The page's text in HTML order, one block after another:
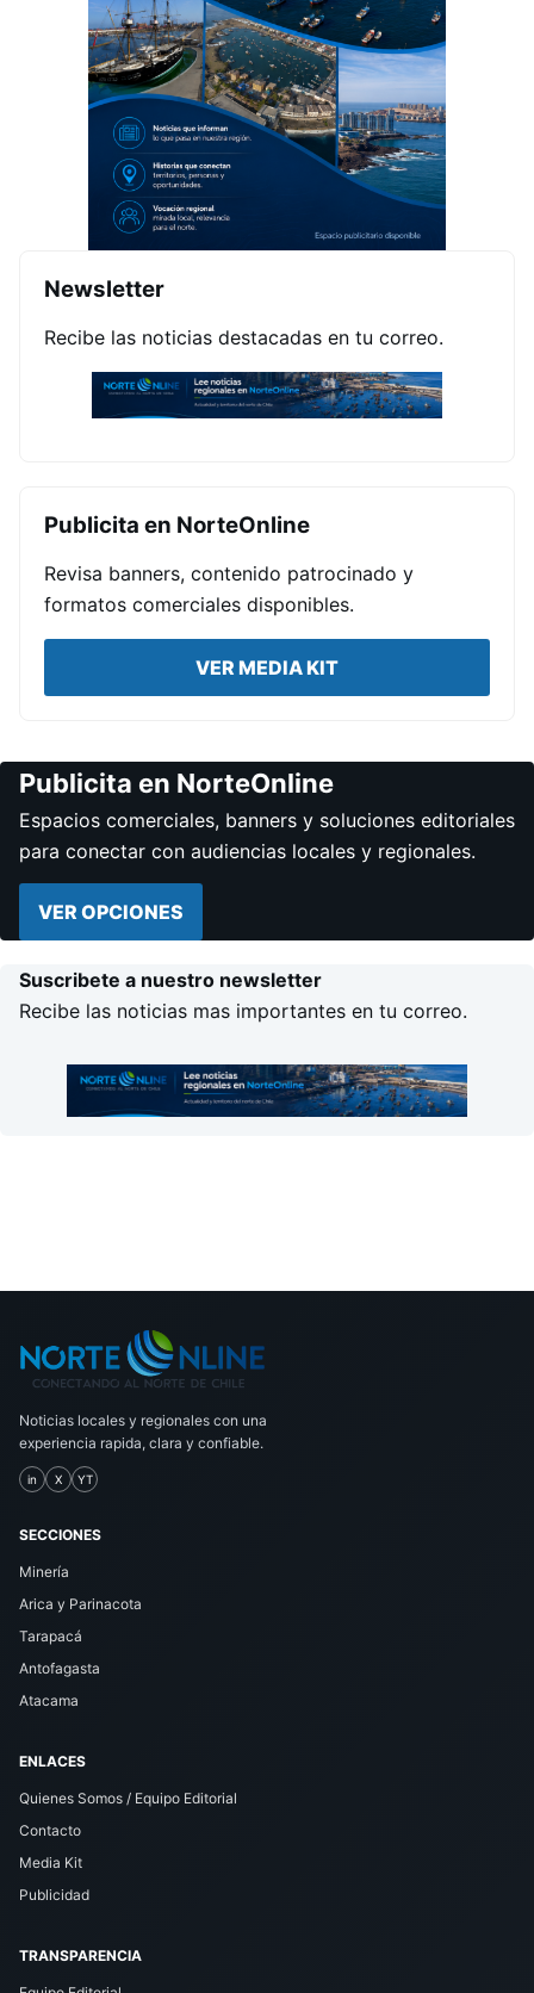
Newsletter
Recibe las noticias destacadas en tu correo.
Publicita en NorteOnline
Revisa banners, contenido patrocinado y
formatos comerciales disponibles.
VER MEDIA KIT
Publicita en NorteOnline
Espacios comerciales, banners y soluciones editoriales
para conectar con audiencias locales y regionales.
VER OPCIONES
Suscribete a nuestro newsletter
Recibe las noticias mas importantes en tu correo.
Noticias locales y regionales con una
experiencia rapida, clara y confiable.
in X YT
SECCIONES
Minería
Arica y Parinacota
Tarapacá
Antofagasta
Atacama
ENLACES
Quienes Somos / Equipo Editorial
Contacto
Media Kit
Publicidad
TRANSPARENCIA